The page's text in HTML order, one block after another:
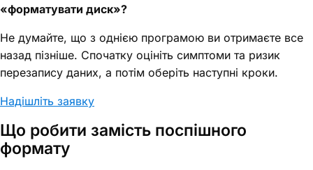
«форматувати диск»?
Не думайте, що з однією програмою ви отримаєте все
назад пізніше. Спочатку оцініть симптоми та ризик
перезапису даних, а потім оберіть наступні кроки.
Надішліть заявку
Що робити замість поспішного
формату